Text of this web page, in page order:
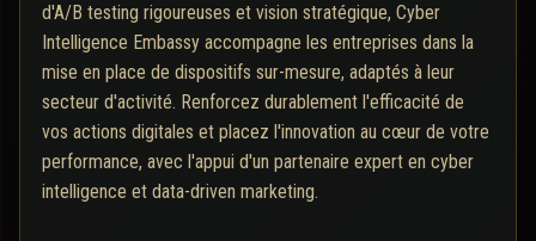
d'A/B testing rigoureuses et vision stratégique, Cyber
Intelligence Embassy accompagne les entreprises dans la
mise en place de dispositifs sur-mesure, adaptés à leur
secteur d'activité. Renforcez durablement l'efficacité de
vos actions digitales et placez l'innovation au cœur de votre
performance, avec l'appui d'un partenaire expert en cyber
intelligence et data-driven marketing.